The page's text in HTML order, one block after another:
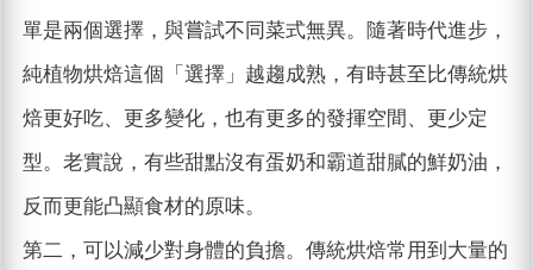
單是兩個選擇，與嘗試不同菜式無異。隨著時代進步，
純植物烘焙這個「選擇」越趨成熟，有時甚至比傳統烘
焙更好吃、更多變化，也有更多的發揮空間、更少定
型。老實說，有些甜點沒有蛋奶和霸道甜膩的鮮奶油，
反而更能凸顯食材的原味。
第二，可以減少對身體的負擔。傳統烘焙常用到大量的